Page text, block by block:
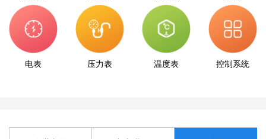
电表 压力表 温度表 控制系统